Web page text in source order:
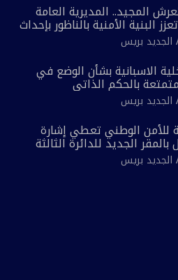
المجيد.. المديرية العامة
البنية الأمنية بالناظور بإحداث
الجديد بريس
الاسبانية بشأن الوضع في
بالحكم الذاتي
الجديد بريس
للأمن الوطني تعطي إشارة
الجديد للدائرة الثالثة
العيون
الجديد بريس